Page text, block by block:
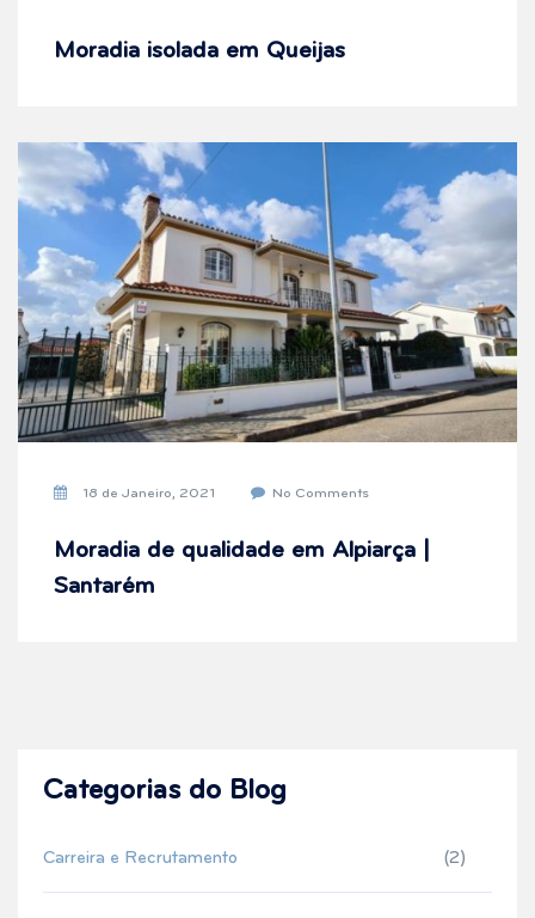
Moradia isolada em Queijas
18 de Janeiro, 2021 No Comments
Moradia de qualidade em Alpiarça |
Santarém
Categorias do Blog
Carreira e Recrutamento (2)